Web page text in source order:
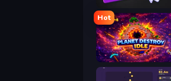
Pong Clicker
Hot
Planet Destroy Idle